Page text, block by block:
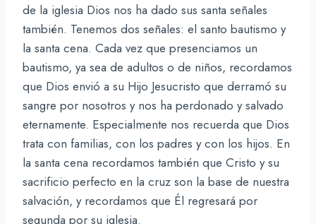
de la iglesia Dios nos ha dado sus santa señales
también. Tenemos dos señales: el santo bautismo y
la santa cena. Cada vez que presenciamos un
bautismo, ya sea de adultos o de niños, recordamos
que Dios envió a su Hijo Jesucristo que derramó su
sangre por nosotros y nos ha perdonado y salvado
eternamente. Especialmente nos recuerda que Dios
trata con familias, con los padres y con los hijos. En
la santa cena recordamos también que Cristo y su
sacrificio perfecto en la cruz son la base de nuestra
salvación, y recordamos que Él regresará por
segunda por su iglesia.